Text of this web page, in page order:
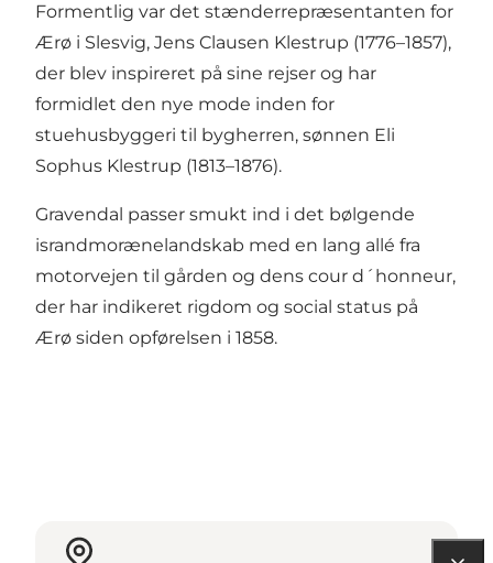
Formentlig var det stænderrepræsentanten for
Ærø i Slesvig, Jens Clausen Klestrup (1776–1857),
der blev inspireret på sine rejser og har
formidlet den nye mode inden for
stuehusbyggeri til bygherren, sønnen Eli
Sophus Klestrup (1813–1876).
Gravendal passer smukt ind i det bølgende
israndmorænelandskab med en lang allé fra
motorvejen til gården og dens cour d´honneur,
der har indikeret rigdom og social status på
Ærø siden opførelsen i 1858.